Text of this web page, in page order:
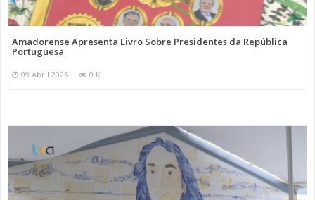
Amadorense Apresenta Livro Sobre Presidentes da República
Portuguesa
09 Abril 2025 0 K